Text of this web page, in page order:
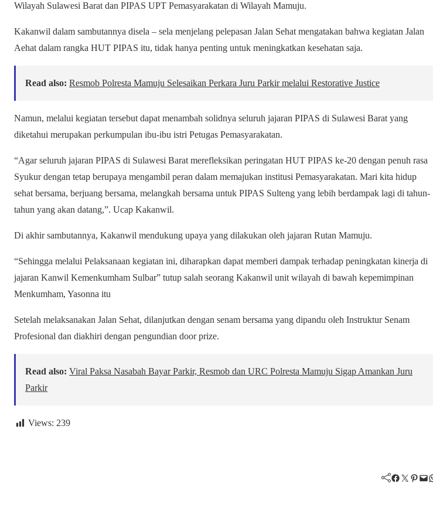
Wilayah Sulawesi Barat dan PIPAS UPT Pemasyarakatan di Wilayah Mamuju.
Kakanwil dalam sambutannya disela – sela menjelang pelepasan Jalan Sehat mengatakan bahwa kegiatan Jalan
Aehat dalam rangka HUT PIPAS itu, tidak hanya penting untuk meningkatkan kesehatan saja.
Read also: Resmob Polresta Mamuju Selesaikan Perkara Juru Parkir melalui Restorative Justice
Namun, melalui kegiatan tersebut dapat menambah solidnya seluruh jajaran PIPAS di Sulawesi Barat yang
diketahui merupakan perkumpulan ibu-ibu istri Petugas Pemasyarakatan.
“Agar seluruh jajaran PIPAS di Sulawesi Barat merefleksikan peringatan HUT PIPAS ke-20 dengan penuh rasa
Syukur dengan tetap berupaya mengambil peran dalam memajukan institusi Pemasyarakatan. Mari kita hidup
sehat bersama, berjuang bersama, melangkah bersama untuk PIPAS Sulteng yang lebih berdampak lagi di tahun-
tahun yang akan datang,”. Ucap Kakanwil.
Di akhir sambutannya, Kakanwil mendukung upaya yang dilakukan oleh jajaran Rutan Mamuju.
“Sehingga melalui Pelaksanaan kegiatan ini, diharapkan dapat memberi dampak terhadap peningkatan kinerja di
jajaran Kanwil Kemenkumham Sulbar” tutup salah seorang Kakanwil unit wilayah di bawah kepemimpinan
Menkumham, Yasonna itu
Setelah melaksanakan Jalan Sehat, dilanjutkan dengan senam bersama yang dipandu oleh Instruktur Senam
Profesional dan diakhiri dengan pengundian door prize.
Read also: Viral Paksa Nasabah Bayar Parkir, Resmob dan URC Polresta Mamuju Sigap Amankan Juru
Parkir
Views: 239
Facebook Twitter Pinterest Mail WhatsApp